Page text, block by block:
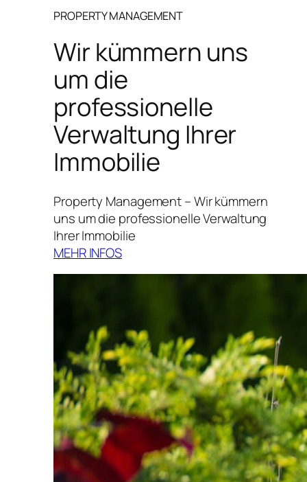
PROPERTY MANAGEMENT
Wir kümmern uns
um die
professionelle
Verwaltung Ihrer
Immobilie
Property Management – Wir kümmern
uns um die professionelle Verwaltung
Ihrer Immobilie
MEHR INFOS